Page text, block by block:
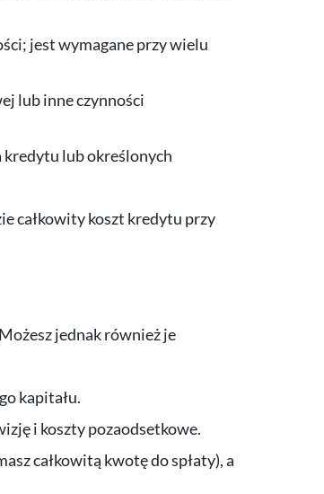
jest wymagane przy wielu
lub inne czynności
kredytu lub określonych
całkowity koszt kredytu przy
jednak również je
kapitału.
i koszty pozaodsetkowe.
całkowitą kwotę do spłaty), a